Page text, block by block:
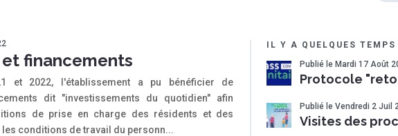
temps, il a déjà apporté du bien-être à
tous et a grandement contribué à
l’amélioration des conditions de travail
des personnels soignants.
financements
et 2022, l'établissement a pu bénéficier de
dit "investissements du quotidien" afin
de prise en charge des résidents et des
conditions de travail du personn...
IL Y A QUELQUES TEMPS
Publié le Mardi 17 Août
Protocole
Publié le Vendredi 2 Juil
Visites des